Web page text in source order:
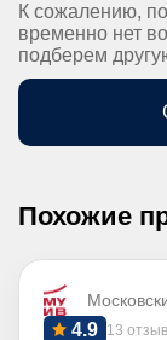
К сожалению,
временно нет
подберем
Похожие
13
4.9